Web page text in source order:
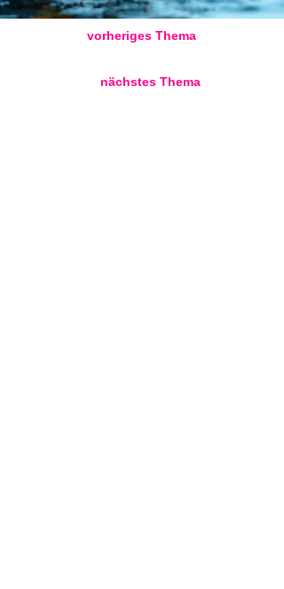
vorheriges Thema
nächstes Thema